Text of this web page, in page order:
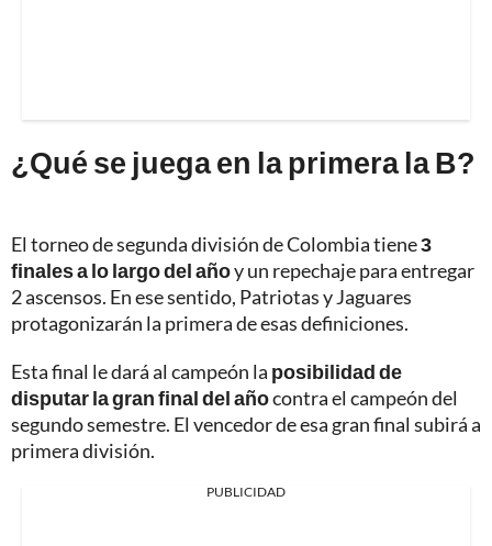
¿Qué se juega en la primera la B?
El torneo de segunda división de Colombia tiene3
finales a lo largo del añoy un repechaje para entregar
2 ascensos. En ese sentido, Patriotas y Jaguares
protagonizarán la primera de esas definiciones.
Esta final le dará al campeón la posibilidad de
disputar la gran final del añocontra el campeón del
segundo semestre. El vencedor de esa gran final subirá a
primera división.
PUBLICIDAD